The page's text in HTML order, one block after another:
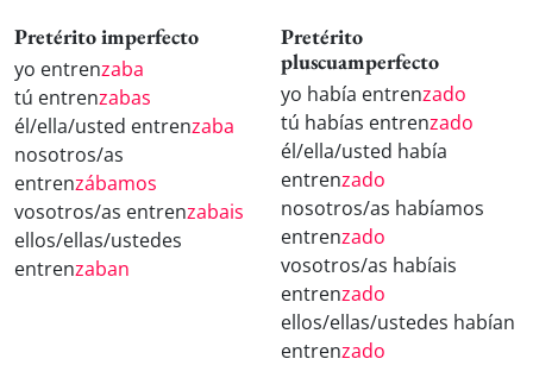
Pretérito imperfecto
yo entrenzaba
tú entrenzabas
él/ella/usted entrenzaba
nosotros/as
entrenzábamos
vosotros/as entrenzabais
ellos/ellas/ustedes
entrenzaban
Pretérito
pluscuamperfecto
yo había entrenzado
tú habías entrenzado
él/ella/usted había
entrenzado
nosotros/as habíamos
entrenzado
vosotros/as habíais
entrenzado
ellos/ellas/ustedes habían
entrenzado